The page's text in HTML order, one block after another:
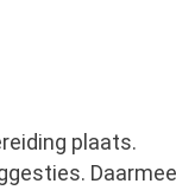
plaats.